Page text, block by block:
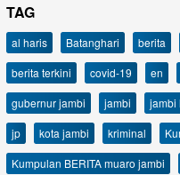
TAG
al haris Batanghari berita
berita terkini
covid-19 en
gubernur jambi
jambi jambi
jp
kota jambi kriminal
Kumpulan BERITA muaro jambi